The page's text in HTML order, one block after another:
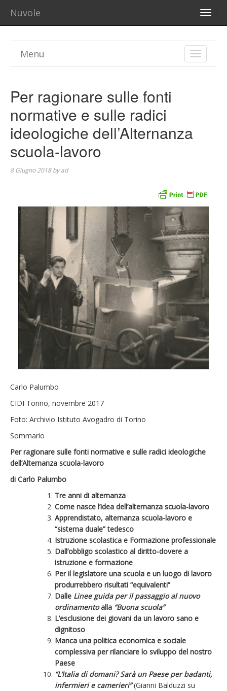
Nuvole
TOGGLE
Menu
Per ragionare sulle fonti
normative e sulle radici
ideologiche dell’Alternanza
scuola-lavoro
8 Giugno 2018 byad
Carlo Palumbo
CIDI Torino, novembre 2017
Foto: Archivio Istituto Avogadro di Torino
Sommario
Per ragionare sulle fonti normative e sulle radici ideologiche
dell’Alternanza scuola-lavoro
di Carlo Palumbo
Tre anni di alternanza
Come nasce l’idea dell’alternanza scuola-lavoro
Apprendistato, alternanza scuola-lavoro e
“sistema duale” tedesco
Istruzione scolastica e Formazione professionale
Dall’obbligo scolastico al diritto-dovere a
istruzione e formazione
Per il legislatore una scuola e un luogo di lavoro
produrrebbero risultati “equivalenti”
Dalle Linee guida per il passaggio al nuovo
ordinamentoalla “Buona scuola”
L’esclusione dei giovani da un lavoro sano e
dignitoso
Manca una politica economica e sociale
complessiva per rilanciare lo sviluppo del nostro
Paese
“L’Italia di domani? Sarà un Paese per badanti,
infermieri e camerieri”(Gianni Balduzzi su